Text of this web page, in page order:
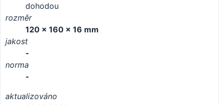
dohodou
rozměr
120 x 160 x 16 mm
jakost
-
norma
-
aktualizováno